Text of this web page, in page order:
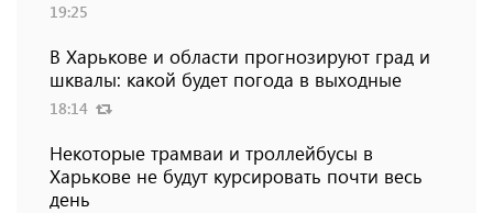
19:25
В Харькове и области прогнозируют град и
шквалы: какой будет погода в выходные
18:14
Некоторые трамваи и троллейбусы в
Харькове не будут курсировать почти весь
день